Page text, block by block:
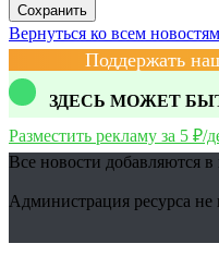
Сохранить
Вернуться ко всем новостям
Поддержать
ЗДЕСЬ МОЖЕТ
Разместить рекламу за 5 ₽/
Все новости добавляются в
Администрация ресурса не